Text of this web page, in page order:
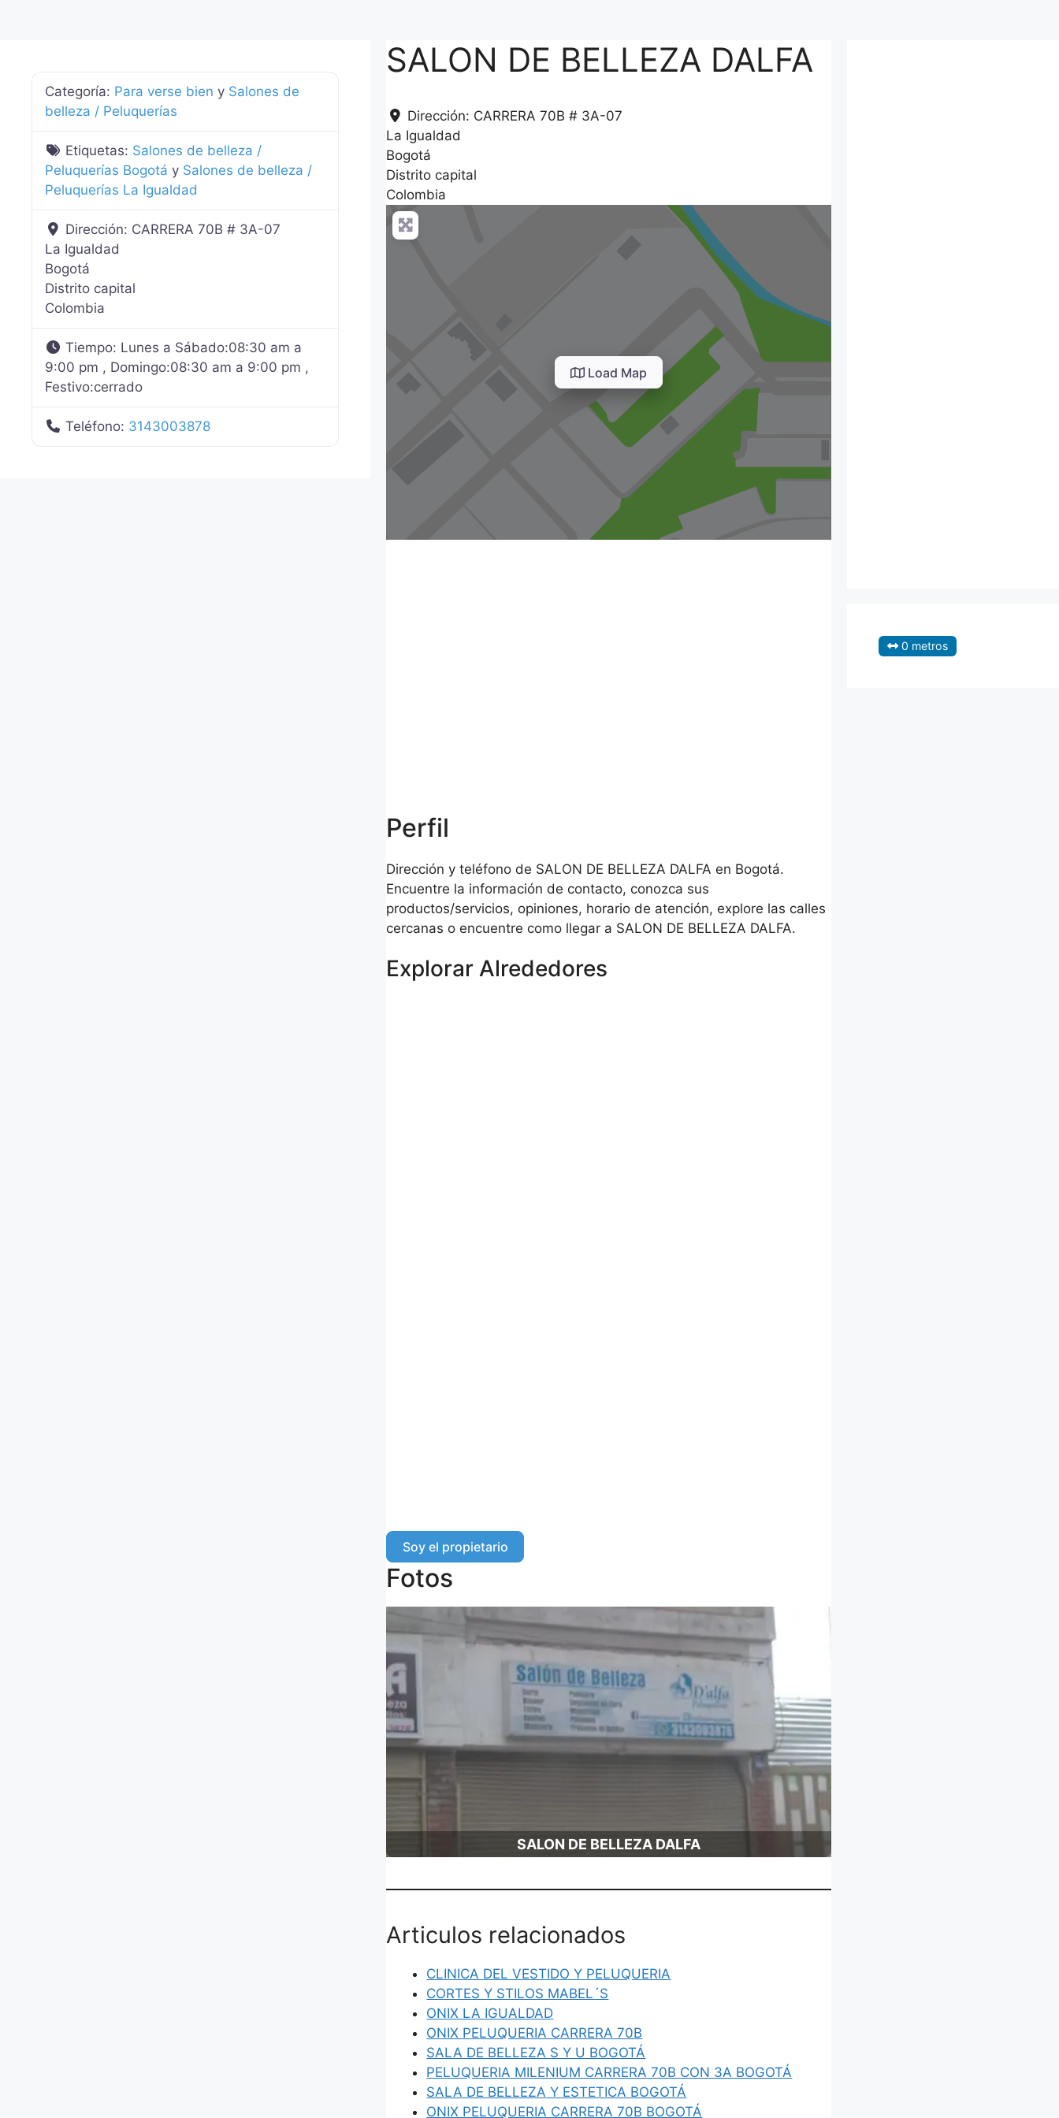
SALON DE BELLEZA DALFA
Dirección: CARRERA 70B # 3A-07
La Igualdad
Bogotá
Distrito capital
Colombia
Load Map
Perfil
Dirección y teléfono de SALON DE BELLEZA DALFA en Bogotá.
Encuentre la información de contacto, conozca sus
productos/servicios, opiniones, horario de atención, explore las calles
cercanas o encuentre como llegar a SALON DE BELLEZA DALFA.
Explorar Alrededores
Soy el propietario
Fotos
SALON DE BELLEZA DALFA
Articulos relacionados
CLINICA DEL VESTIDO Y PELUQUERIA
CORTES Y STILOS MABEL´S
ONIX LA IGUALDAD
ONIX PELUQUERIA CARRERA 70B
SALA DE BELLEZA S Y U BOGOTÁ
PELUQUERIA MILENIUM CARRERA 70B CON 3A BOGOTÁ
SALA DE BELLEZA Y ESTETICA BOGOTÁ
ONIX PELUQUERIA CARRERA 70B BOGOTÁ
Categoría: Para verse bien y Salones de
belleza / Peluquerías
Etiquetas: Salones de belleza /
Peluquerías Bogotá y Salones de belleza /
Peluquerías La Igualdad
Dirección: CARRERA 70B # 3A-07
La Igualdad
Bogotá
Distrito capital
Colombia
Tiempo: Lunes a Sábado:08:30 am a
9:00 pm , Domingo:08:30 am a 9:00 pm ,
Festivo:cerrado
Teléfono: 3143003878
0 metros